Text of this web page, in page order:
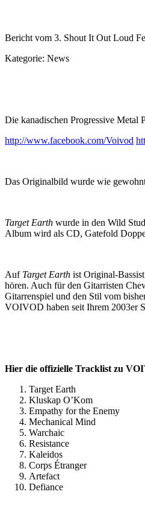
Bericht vom 3. Shout It Out Loud
Kategorie: News
Die kanadischen Progressive
http://www.facebook.com/Voivod
Das Originalbild wurde wie
Target Earth wurde in den Wild
Album wird als CD, Gatefold
Auf Target Earth ist Original-
hören. Auch für den Gitarristen
Gitarrenspiel und den Stil vom
VOIVOD haben seit Ihrem 2003er
Hier die offizielle Tracklist zu
Target Earth
Kluskap O’Kom
Empathy for the Enemy
Mechanical Mind
Warchaic
Resistance
Kaleidos
Corps Étranger
Artefact
Defiance